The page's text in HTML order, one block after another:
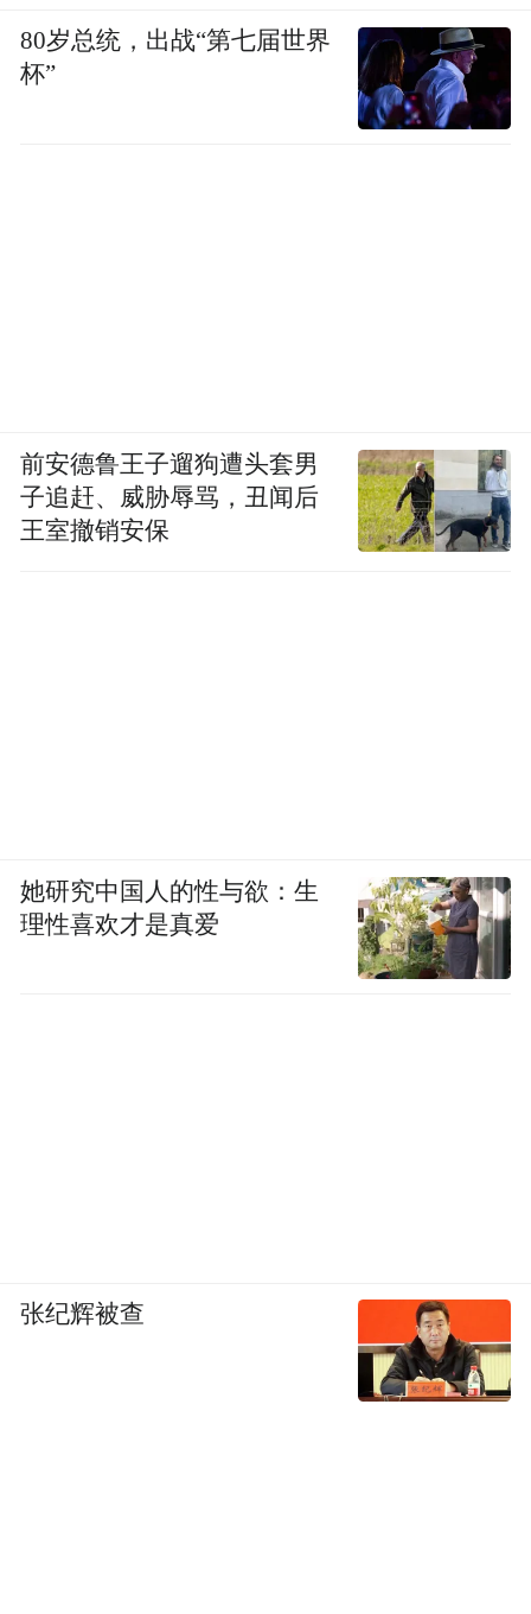
80岁总统，出战“第七届世界
杯”
前安德鲁王子遛狗遭头套男
子追赶、威胁辱骂，丑闻后
王室撤销安保
她研究中国人的性与欲：生
理性喜欢才是真爱
张纪辉被查